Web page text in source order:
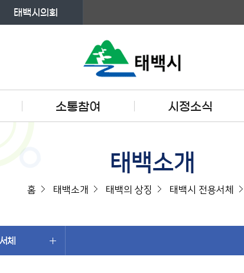
태백시의회
소통참여 시정소식
태백소개
홈 태백소개 태백의 상징 태백시 전용서체
체